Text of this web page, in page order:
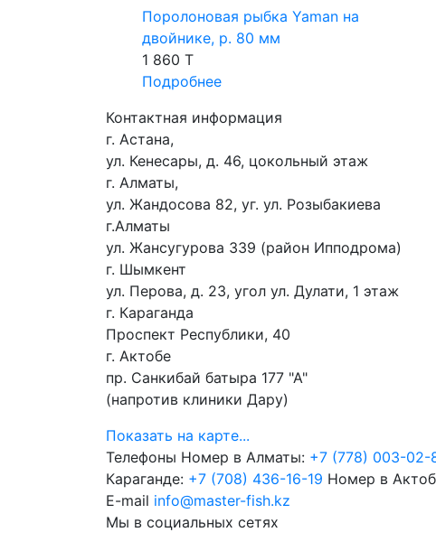
Поролоновая рыбка Yaman на
двойнике, р. 80 мм
1 860 T
Подробнее
Контактная информация
г. Астана,
ул. Кенесары, д. 46, цокольный этаж
г. Алматы,
ул. Жандосова 82, уг. ул. Розыбакиева
г.Алматы
ул. Жансугурова 339 (район Ипподрома)
г. Шымкент
ул. Перова, д. 23, угол ул. Дулати, 1 этаж
г. Караганда
Проспект Республики, 40
г. Актобе
пр. Санкибай батыра 177 "А"
(напротив клиники Дару)
Показать на карте...
Телефоны Номер в Алматы: +7 (778) 003-02-
Караганде: +7 (708) 436-16-19 Номер в
E-mail info@master-fish.kz
Мы в социальных сетях